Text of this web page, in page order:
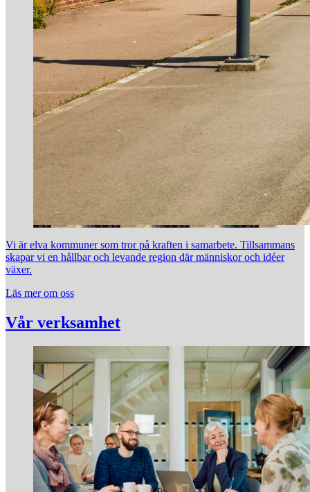
Vi är elva kommuner som tror på kraften i samarbete. Tillsammans
skapar vi en hållbar och levande region där människor och idéer
växer.
Läs mer om oss
Vår verksamhet